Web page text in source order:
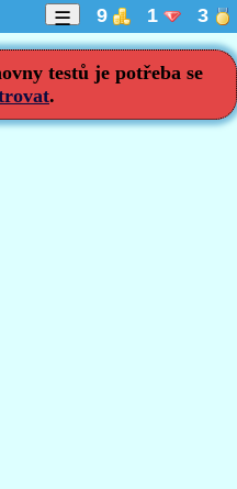
9 1 3
☰
testů je potřeba se
.